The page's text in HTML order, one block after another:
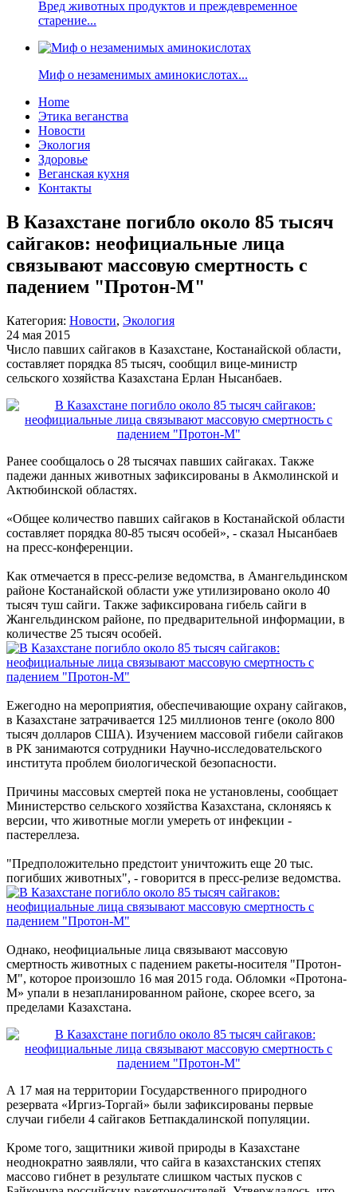
Вред животных продуктов и преждевременное
старение...
Миф о незаменимых аминокислотах...
Home
Этика веганства
Новости
Экология
Здоровье
Веганская кухня
Контакты
В Казахстане погибло около 85 тысяч
сайгаков: неофициальные лица
связывают массовую смертность с
падением "Протон-М"
Категория: Новости, Экология
24 мая 2015
Число павших сайгаков в Казахстане, Костанайской области,
составляет порядка 85 тысяч, сообщил вице-министр
сельского хозяйства Казахстана Ерлан Нысанбаев.
Ранее сообщалось о 28 тысячах павших сайгаках. Также
падежи данных животных зафиксированы в Акмолинской и
Актюбинской областях.
«Общее количество павших сайгаков в Костанайской области
составляет порядка 80-85 тысяч особей», - сказал Нысанбаев
на пресс-конференции.
Как отмечается в пресс-релизе ведомства, в Амангельдинском
районе Костанайской области уже утилизировано около 40
тысяч туш сайги. Также зафиксирована гибель сайги в
Жангельдинском районе, по предварительной информации, в
количестве 25 тысяч особей.
Ежегодно на мероприятия, обеспечивающие охрану сайгаков,
в Казахстане затрачивается 125 миллионов тенге (около 800
тысяч долларов США). Изучением массовой гибели сайгаков
в РК занимаются сотрудники Научно-исследовательского
института проблем биологической безопасности.
Причины массовых смертей пока не установлены, сообщает
Министерство сельского хозяйства Казахстана, склоняясь к
версии, что животные могли умереть от инфекции -
пастереллеза.
"Предположительно предстоит уничтожить еще 20 тыс.
погибших животных", - говорится в пресс-релизе ведомства.
Однако, неофициальные лица связывают массовую
смертность животных с падением ракеты-носителя "Протон-
М", которое произошло 16 мая 2015 года. Обломки «Протона-
М» упали в незапланированном районе, скорее всего, за
пределами Казахстана.
А 17 мая на территории Государственного природного
резервата «Иргиз-Торгай» были зафиксированы первые
случаи гибели 4 сайгаков Бетпакдалинской популяции.
Кроме того, защитники живой природы в Казахстане
неоднократно заявляли, что сайга в казахстанских степях
массово гибнет в результате слишком частых пусков с